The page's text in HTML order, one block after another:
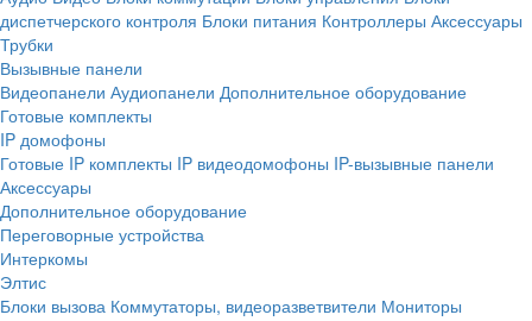
диспетчерского контроля Блоки питания Контроллеры Аксессуары
Трубки
Вызывные панели
Видеопанели Аудиопанели Дополнительное оборудование
Готовые комплекты
IP домофоны
Готовые IP комплекты IP видеодомофоны IP-вызывные панели
Аксессуары
Дополнительное оборудование
Переговорные устройства
Интеркомы
Элтис
Блоки вызова Коммутаторы, видеоразветвители Мониторы